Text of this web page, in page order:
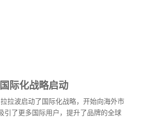
际化战略启动
拉波启动了国际化战略，开始向海外市
引了更多国际用户，提升了品牌的全球